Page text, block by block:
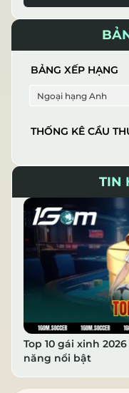
BẢNG XẾP HẠNG
Ngoại hạng Anh
THỐNG KÊ CẦU
TIN
Top 10 gái xinh
năng nổi bật